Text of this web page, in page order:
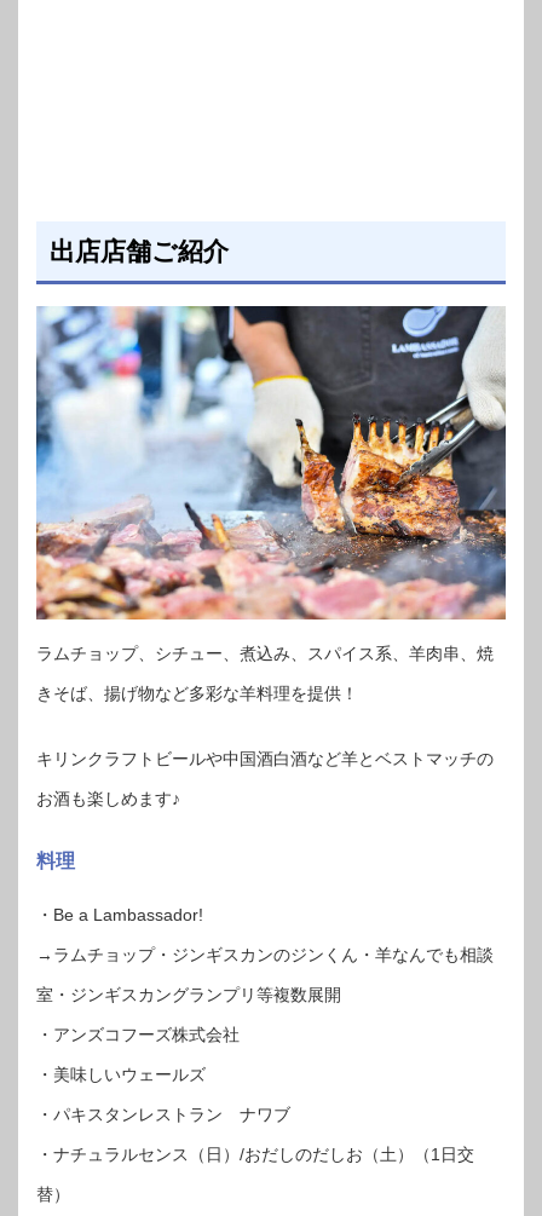
出店店舗ご紹介
ラムチョップ、シチュー、煮込み、スパイス系、羊肉串、焼
きそば、揚げ物など多彩な羊料理を提供！
キリンクラフトビールや中国酒白酒など羊とベストマッチの
お酒も楽しめます♪
料理
・Be a Lambassador!
→ラムチョップ・ジンギスカンのジンくん・羊なんでも相談
室・ジンギスカングランプリ等複数展開
・アンズコフーズ株式会社
・美味しいウェールズ
・パキスタンレストラン ナワブ
・ナチュラルセンス（日）/おだしのだしお（土）（1日交
替）